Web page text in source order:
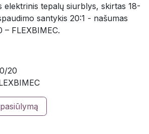
elektrinis tepalų siurblys, skirtas 18-
santykis 20:1 - našumas
FLEXBIMEC.
20